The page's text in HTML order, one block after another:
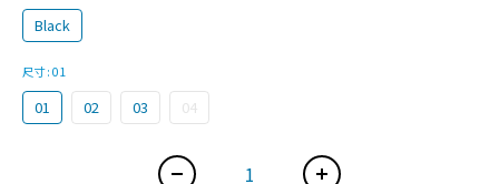
Black
尺寸: 01
01 02 03 04